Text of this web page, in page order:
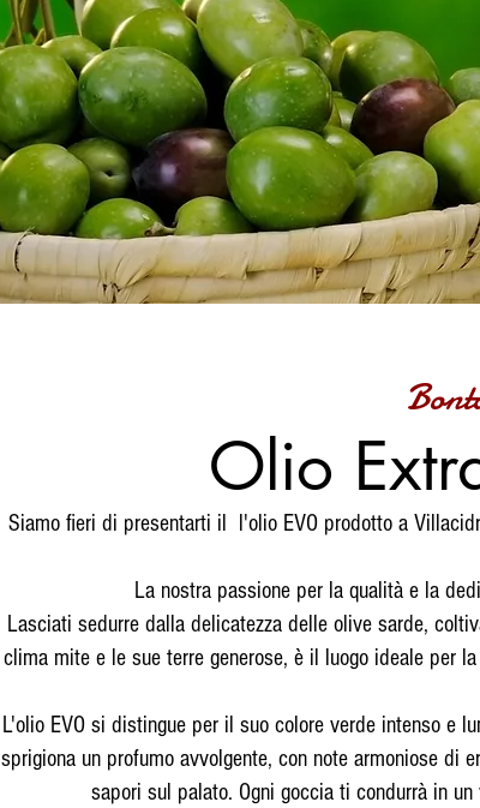
Olio
Siamo fieri di presentarti il ​ l'olio EVO prodotto a
La nostra passione per la qualità e la
Lasciati sedurre dalla delicatezza delle olive sarde,
clima mite e le sue terre generose, è il luogo ideale per
L'olio EVO si distingue per il suo colore verde intenso e
sprigiona un profumo avvolgente, con note armoniose di
sapori sul palato. Ogni goccia ti condurrà in